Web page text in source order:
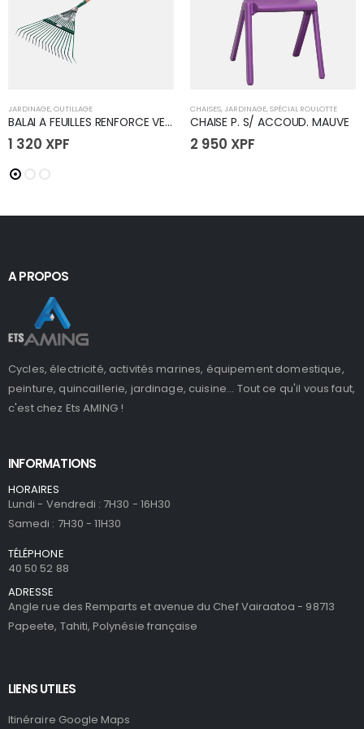
JARDINAGE, OUTILLAGE
BALAI A FEUILLES RENFORCE VERT
1 320 XPF
CHAISES, JARDINAGE, SPÉCIAL ROULOTTE
CHAISE P. S/ ACCOUD. MAUVE
2 950 XPF
A PROPOS
Cycles, électricité, activités marines, équipement domestique,
peinture, quincaillerie, jardinage, cuisine... Tout ce qu'il vous faut,
c'est chez Ets AMING !
INFORMATIONS
HORAIRES
Lundi - Vendredi : 7H30 - 16H30
Samedi : 7H30 - 11H30
TÉLÉPHONE
40 50 52 88
ADRESSE
Angle rue des Remparts et avenue du Chef Vairaatoa - 98713
Papeete, Tahiti, Polynésie française
LIENS UTILES
Itinéraire Google Maps